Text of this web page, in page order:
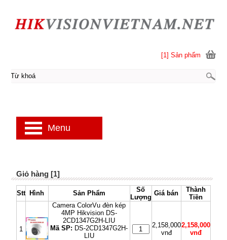
Giỏ hàng [1]
Stt Hình Sản Phẩm
Số
Lượng
Giá bán
Thành
Tiền
1
Camera ColorVu đèn kép
4MP Hikvision DS-
2CD1347G2H-LIU
Mã SP: DS-2CD1347G2H-
LIU
2,158,000
vnđ
2,158,000
vnđ
[1] Sản phẩm
Menu